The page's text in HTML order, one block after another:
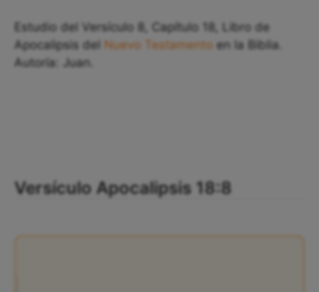
Estudio del Versículo 8, Capítulo 18, Libro de
Apocalipsis del Nuevo Testamento en la Biblia.
Autoría: Juan.
Versículo Apocalipsis 18:8